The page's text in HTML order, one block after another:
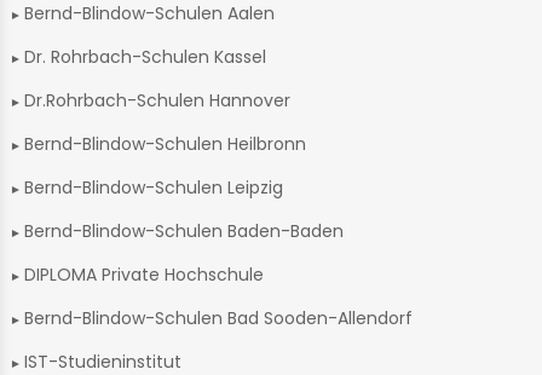
Bernd-Blindow-Schulen Aalen
Dr. Rohrbach-Schulen Kassel
Dr.Rohrbach-Schulen Hannover
Bernd-Blindow-Schulen Heilbronn
Bernd-Blindow-Schulen Leipzig
Bernd-Blindow-Schulen Baden-Baden
DIPLOMA Private Hochschule
Bernd-Blindow-Schulen Bad Sooden-Allendorf
IST-Studieninstitut